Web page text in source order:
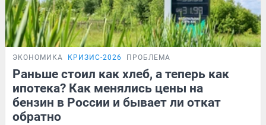
ЭКОНОМИКА КРИЗИС-2026 ПРОБЛЕМА
Раньше стоил как хлеб, а теперь как
ипотека? Как менялись цены на
бензин в России и бывает ли откат
обратно